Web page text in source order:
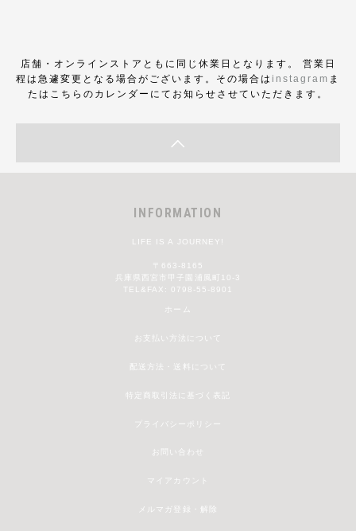
店舗・オンラインストアともに同じ休業日となります。 営業日
程は急遽変更となる場合がございます。その場合は instagram ま
たはこちらのカレンダーにてお知らせさせていただきます。
INFORMATION
LIFE IS A JOURNEY!
〒663-8165
兵庫県西宮市甲子園浦風町10-3
TEL&FAX: 0798-55-8901
ホーム
お支払い方法について
配送方法・送料について
特定商取引法に基づく表記
プライバシーポリシー
お問い合わせ
マイアカウント
メルマガ登録・解除